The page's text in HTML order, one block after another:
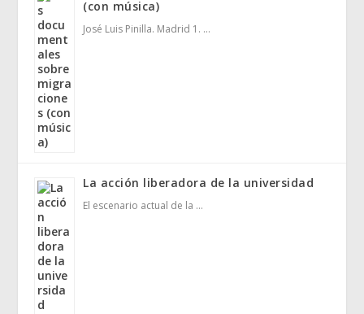
(con música)
José Luis Pinilla. Madrid 1. …
La acción liberadora de la universidad
El escenario actual de la …